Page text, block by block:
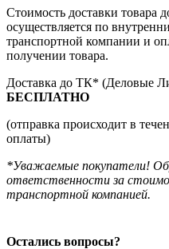
Стоимость доставки товара
осуществляется по
транспортной компании и
получении товара.
Доставка до ТК*
БЕСПЛАТНО
(отправка происходит в
оплаты)
*Уважаемые покупатели!
ответственности за
транспортной компанией.
Остались вопросы?